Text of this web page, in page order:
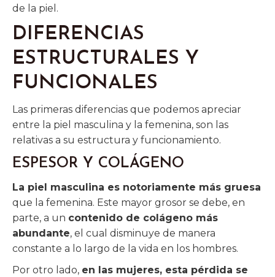
de la piel.
DIFERENCIAS
ESTRUCTURALES Y
FUNCIONALES
Las primeras diferencias que podemos apreciar
entre la piel masculina y la femenina, son las
relativas a su estructura y funcionamiento.
ESPESOR Y COLÁGENO
La piel masculina es notoriamente más gruesa
que la femenina. Este mayor grosor se debe, en
parte, a un contenido de colágeno más
abundante, el cual disminuye de manera
constante a lo largo de la vida en los hombres.
Por otro lado, en las mujeres, esta pérdida se